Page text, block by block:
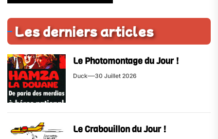
Les derniers articles
Le Photomontage du Jour !
Duck 30 Juillet 2026
Le Crabouillon du Jour !